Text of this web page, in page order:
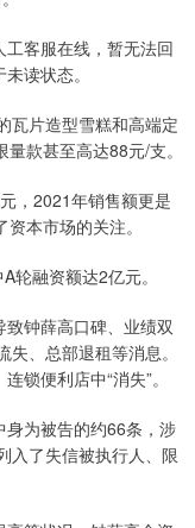
客服在线，暂无法回
读状态。
瓦片造型雪糕和高端定
款甚至高达88元/支。
，2021年销售额更是
本市场的关注。
轮融资额达2亿元。
钟薛高口碑、业绩双
、总部退租等消息。
锁便利店中“消失”。
为被告的约66条，涉
入了失信被执行人、限